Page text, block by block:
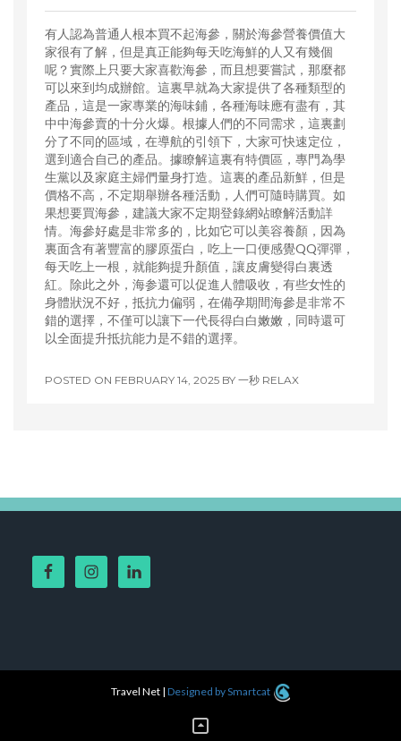
有人認為普通人根本買不起海參，關於海參營養價值大
家很有了解，但是真正能夠每天吃海鮮的人又有幾個
呢？實際上只要大家喜歡海參，而且想要嘗試，那麼都
可以來到均成辦館。這裏早就為大家提供了各種類型的
產品，這是一家專業的海味鋪，各種海味應有盡有，其
中中海參賣的十分火爆。根據人們的不同需求，這裏劃
分了不同的區域，在導航的引領下，大家可快速定位，
選到適合自己的產品。據瞭解這裏有特價區，專門為學
生黨以及家庭主婦們量身打造。這裏的產品新鮮，但是
價格不高，不定期舉辦各種活動，人們可隨時購買。如
果想要買海參，建議大家不定期登錄網站瞭解活動詳
情。海參好處是非常多的，比如它可以美容養顏，因為
裏面含有著豐富的膠原蛋白，吃上一口便感覺QQ彈彈，
每天吃上一根，就能夠提升顏值，讓皮膚變得白裏透
紅。除此之外，海参還可以促進人體吸收，有些女性的
身體狀況不好，抵抗力偏弱，在備孕期間海參是非常不
錯的選擇，不僅可以讓下一代長得白白嫩嫩，同時還可
以全面提升抵抗能力是不錯的選擇。
POSTED ON FEBRUARY 14, 2025 BY 一秒 RELAX
Travel Net | Designed by Smartcat